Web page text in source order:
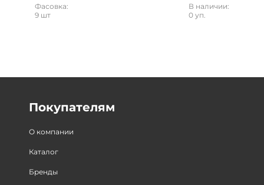
Фасовка:
9 шт
В наличии:
0 уп.
Покупателям
О компании
Каталог
Бренды